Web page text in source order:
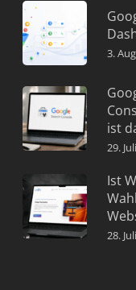
3.
ist
29.
Ist
28.